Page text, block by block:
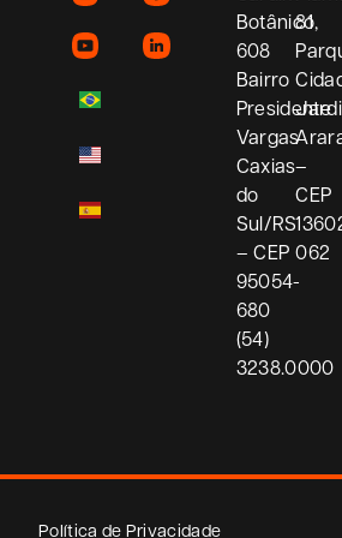
Botânico,
608
Bairro
Presidente
Vargas
Caxias
do
Sul/RS
– CEP
95054-
680
(54)
3238.0000
81
–
CEP
062
Política de Privacidade